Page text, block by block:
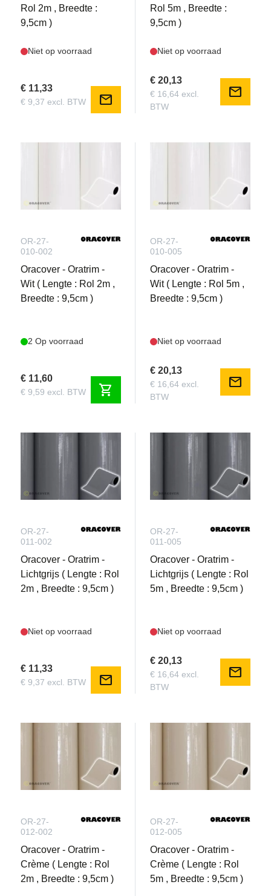
Rol 2m , Breedte :
9,5cm )
Niet op voorraad
€ 11,33
€ 9,37 excl. BTW mail
Rol 5m , Breedte :
9,5cm )
Niet op voorraad
€ 20,13
€ 16,64 excl.
BTW
mail
OR-27-
010-002
Oracover - Oratrim -
Wit ( Lengte : Rol 2m ,
Breedte : 9,5cm )
2 Op voorraad
€ 11,60
€ 9,59 excl. BTW shopping_cart
OR-27-
010-005
Oracover - Oratrim -
Wit ( Lengte : Rol 5m ,
Breedte : 9,5cm )
Niet op voorraad
€ 20,13
€ 16,64 excl.
BTW
mail
OR-27-
011-002
Oracover - Oratrim -
Lichtgrijs ( Lengte : Rol
2m , Breedte : 9,5cm )
Niet op voorraad
€ 11,33
€ 9,37 excl. BTW mail
OR-27-
011-005
Oracover - Oratrim -
Lichtgrijs ( Lengte : Rol
5m , Breedte : 9,5cm )
Niet op voorraad
€ 20,13
€ 16,64 excl.
BTW
mail
OR-27-
012-002
Oracover - Oratrim -
Crème ( Lengte : Rol
2m , Breedte : 9,5cm )
OR-27-
012-005
Oracover - Oratrim -
Crème ( Lengte : Rol
5m , Breedte : 9,5cm )